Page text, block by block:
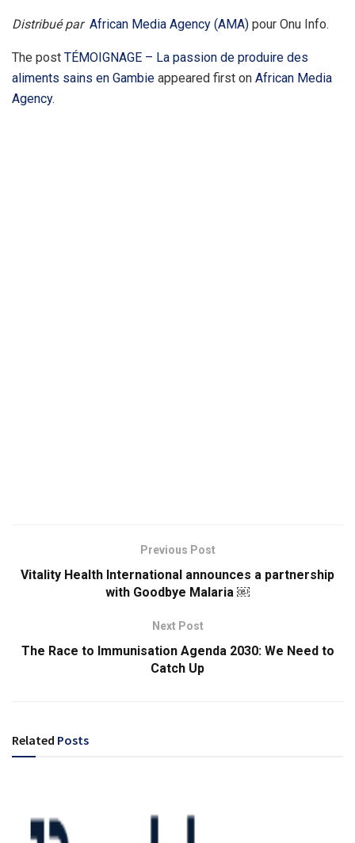
Distribué par African Media Agency (AMA) pour Onu Info.
The post TÉMOIGNAGE – La passion de produire des
aliments sains en Gambie appeared first on African Media
Agency.
Previous Post
Vitality Health International announces a partnership
with Goodbye Malaria ￼
Next Post
The Race to Immunisation Agenda 2030: We Need to
Catch Up
Related Posts